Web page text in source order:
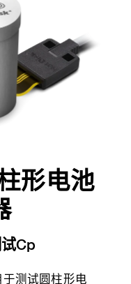
形电池
Cp
测试圆柱形电